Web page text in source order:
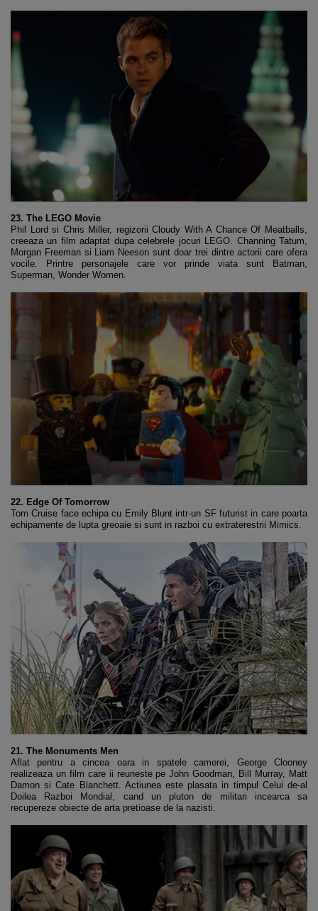
23. The LEGO Movie
Phil Lord si Chris Miller, regizorii Cloudy With A Chance Of Meatballs,
creeaza un film adaptat dupa celebrele jocuri LEGO. Channing Tatum,
Morgan Freeman si Liam Neeson sunt doar trei dintre actorii care ofera
vocile. Printre personajele care vor prinde viata sunt Batman,
Superman, Wonder Women.
22. Edge Of Tomorrow
Tom Cruise face echipa cu Emily Blunt intr-un SF futurist in care poarta
echipamente de lupta greoaie si sunt in razboi cu extraterestrii Mimics.
21. The Monuments Men
Aflat pentru a cincea oara in spatele camerei, George Clooney
realizeaza un film care ii reuneste pe John Goodman, Bill Murray, Matt
Damon si Cate Blanchett. Actiunea este plasata in timpul Celui de-al
Doilea Razboi Mondial, cand un pluton de militari incearca sa
recupereze obiecte de arta pretioase de la nazisti.